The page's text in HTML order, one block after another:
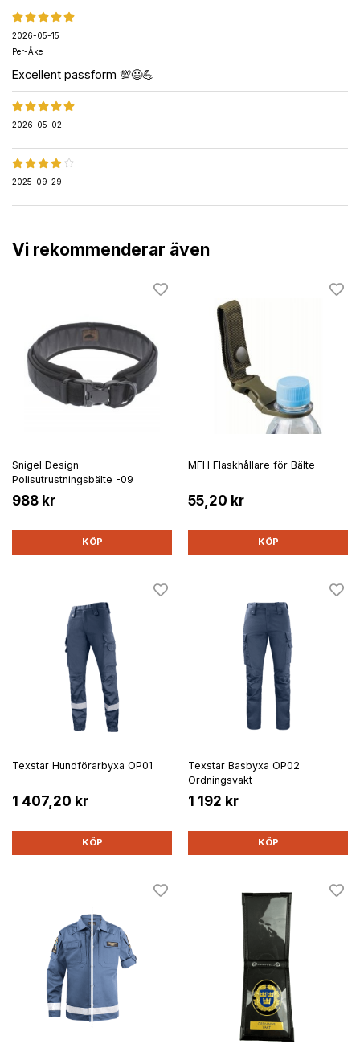
2026-05-15
Per-Åke
Excellent passform 💯😃💪
2026-05-02
2025-09-29
Vi rekommenderar även
Snigel Design
Polisutrustningsbälte -09
988 kr
KÖP
MFH Flaskhållare för Bälte
55,20 kr
KÖP
Texstar Hundförarbyxa OP01
1 407,20 kr
KÖP
Texstar Basbyxa OP02
Ordningsvakt
1 192 kr
KÖP